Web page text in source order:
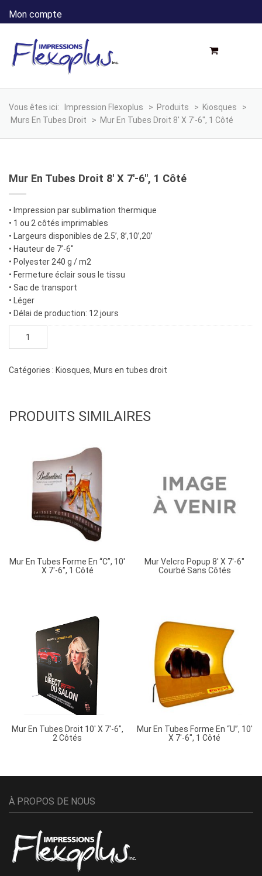
Mon compte
Vous êtes ici: Impression Flexoplus > Produits > Kiosques
>
Murs En Tubes Droit
> Mur En Tubes Droit 8′ X 7′-6″, 1 Côté
Mur En Tubes Droit 8′ X 7′-6″, 1 Côté
• Impression par sublimation thermique
• 1 ou 2 côtés imprimables
• Largeurs disponibles de 2.5’, 8’,10’,20’
• Hauteur de 7’-6″
• Polyester 240 g / m2
• Fermeture éclair sous le tissu
• Sac de transport
• Léger
• Délai de production: 12 jours
en
x
Catégories : Kiosques, Murs en tubes droit
PRODUITS SIMILAIRES
Mur En Tubes Forme En “C”, 10′
X 7′-6″, 1 Côté
Mur Velcro Popup 8′ X 7′-6″
Courbé Sans Côtés
Mur En Tubes Droit 10′ X 7′-6″,
2 Côtés
Mur En Tubes Forme En “U”, 10′
X 7′-6″, 1 Côté
À PROPOS DE NOUS